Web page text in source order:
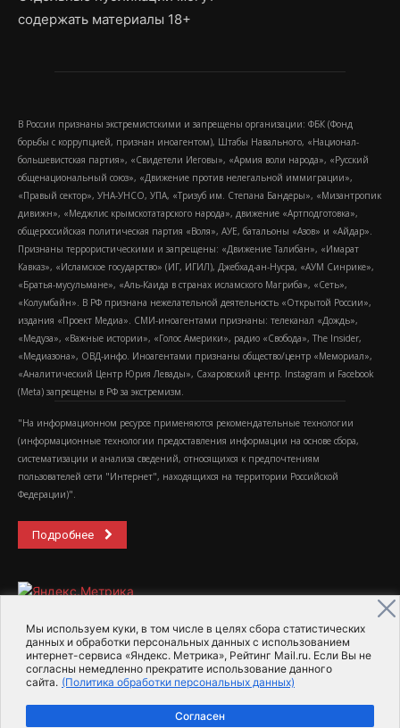
Мы используем куки, в том числе в целях сбора статистических
данных и обработки персональных данных с использованием
интернет-сервиса «Яндекс. Метрика», Рейтинг Mail.ru. Если Вы не
согласны немедленно прекратите использование данного
сайта. (Политика обработки персональных данных)
Согласен
содержать материалы 18+
В России признаны экстремистскими и запрещены организации: ФБК (Фонд
борьбы с коррупцией, признан иноагентом), Штабы Навального, «Национал-
большевистская партия», «Свидетели Иеговы», «Армия воли народа», «Русский
общенациональный союз», «Движение против нелегальной иммиграции»,
«Правый сектор», УНА-УНСО, УПА, «Тризуб им. Степана Бандеры», «Мизантропик
дивижн», «Меджлис крымскотатарского народа», движение «Артподготовка»,
общероссийская политическая партия «Воля», АУЕ, батальоны «Азов» и «Айдар».
Признаны террористическими и запрещены: «Движение Талибан», «Имарат
Кавказ», «Исламское государство» (ИГ, ИГИЛ), Джебхад-ан-Нусра, «АУМ Синрике»,
«Братья-мусульмане», «Аль-Каида в странах исламского Магриба», «Сеть»,
«Колумбайн». В РФ признана нежелательной деятельность «Открытой России»,
издания «Проект Медиа». СМИ-иноагентами признаны: телеканал «Дождь»,
«Медуза», «Важные истории», «Голос Америки», радио «Свобода», The Insider,
«Медиазона», ОВД-инфо. Иноагентами признаны общество/центр «Мемориал»,
«Аналитический Центр Юрия Левады», Сахаровский центр. Instagram и Facebook
(Metа) запрещены в РФ за экстремизм.
"На информационном ресурсе применяются рекомендательные технологии
(информационные технологии предоставления информации на основе сбора,
систематизации и анализа сведений, относящихся к предпочтениям
пользователей сети "Интернет", находящихся на территории Российской
Федерации)".
Подробнее
2015-2026- Информационное агентство МедиаПоток
Для справки Об издании
Пользовательское соглашение
Политика обработки персональных данных